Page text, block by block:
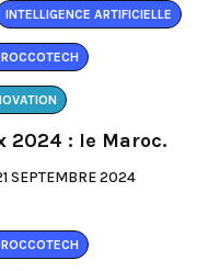
INTELLIGENCE ARTIFICIELLE
2024 : le Maroc.
SEPTEMBRE 2024